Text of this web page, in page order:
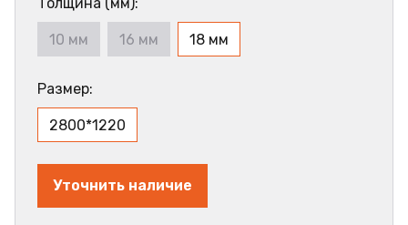
10 мм 16 мм 18 мм
Размер:
2800*1220
Уточнить наличие